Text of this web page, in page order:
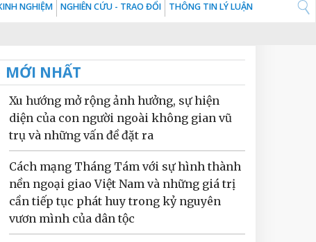
NGHIỆM NGHIÊN CỨU - TRAO ĐỔI THÔNG TIN LÝ LUẬN
MỚI NHẤT
Xu hướng mở rộng ảnh hưởng, sự hiện
diện của con người ngoài không gian vũ
trụ và những vấn đề đặt ra
Cách mạng Tháng Tám với sự hình thành
nền ngoại giao Việt Nam và những giá trị
cần tiếp tục phát huy trong kỷ nguyên
vươn mình của dân tộc